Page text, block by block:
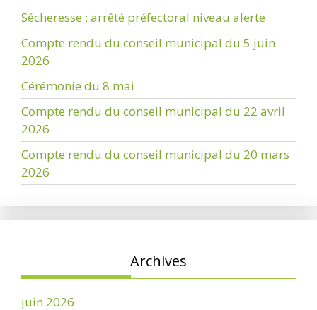
Sécheresse : arrêté préfectoral niveau alerte
Compte rendu du conseil municipal du 5 juin
2026
Cérémonie du 8 mai
Compte rendu du conseil municipal du 22 avril
2026
Compte rendu du conseil municipal du 20 mars
2026
Archives
juin 2026